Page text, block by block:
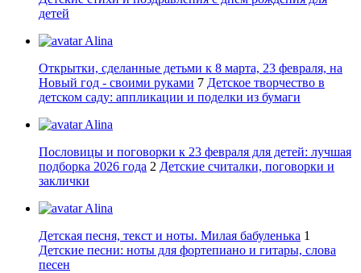
детей
Alina
Открытки, сделанные детьми к 8 марта, 23 февраля, на
Новый год - своими руками 7 Детское творчество в
детском саду: аппликации и поделки из бумаги
Alina
Пословицы и поговорки к 23 февраля для детей: лучшая
подборка 2026 года 2 Детские считалки, поговорки и
заклички
Alina
Детская песня, текст и ноты. Милая бабуленька 1
Детские песни: ноты для фортепиано и гитары, слова
песен